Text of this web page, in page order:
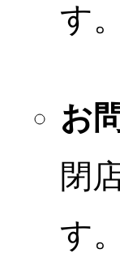
す。
お
閉
す。